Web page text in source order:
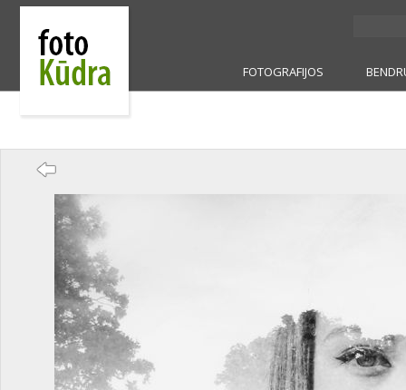
FOTOGRAFIJOS